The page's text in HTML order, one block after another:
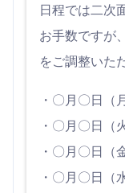
日程では二次
お手数ですが
をご調整いた
・〇月〇日（
・〇月〇日（
・〇月〇日（
・〇月〇日（